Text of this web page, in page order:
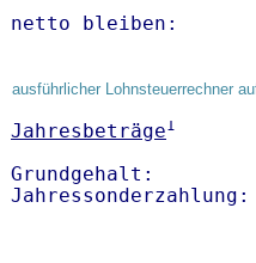
netto
ausführlicher Lohnsteuerrechner
Jahresbeträge1
Grundgehalt: